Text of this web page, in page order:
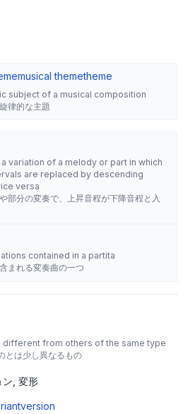
musical themetheme
subject of a musical composition
律的な主題
variation of a melody or part in which
are replaced by descending
versa
部分の変奏で、上昇音程が下降音程と入
contained in a partita
まれる変奏曲の一つ
different from others of the same type
とは少し異なるもの
ン 変形
version